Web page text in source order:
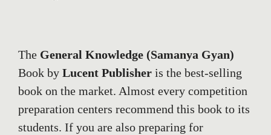
The General Knowledge (Samanya Gyan)
Book by Lucent Publisher is the best-selling
book on the market. Almost every competition
preparation centers recommend this book to its
students. If you are also preparing for